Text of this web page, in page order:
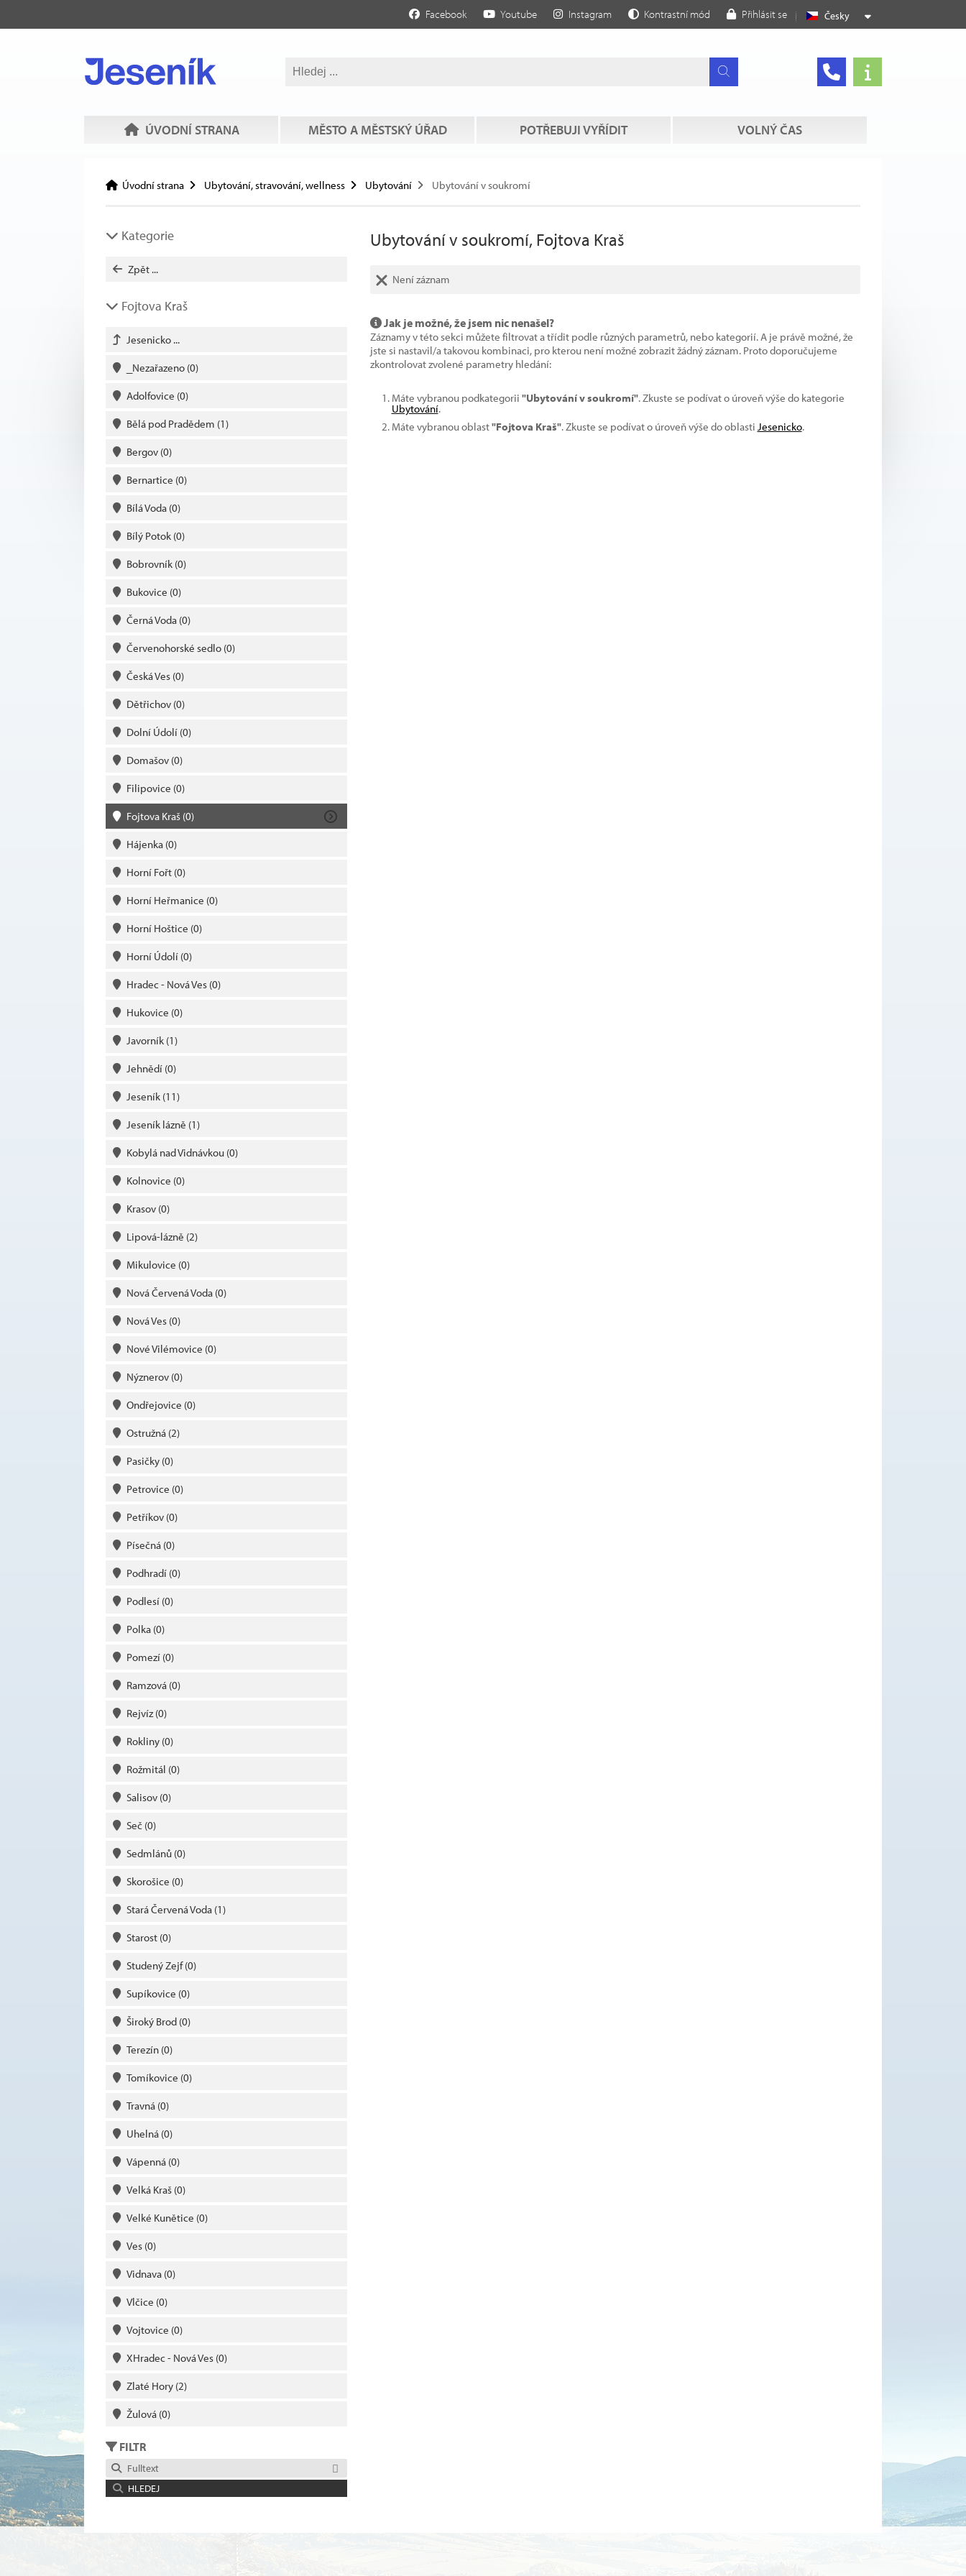
Česky
Facebook Youtube Instagram Kontrastní mód Přihlásit se
ÚVODNÍ STRANA MĚSTO A MĚSTSKÝ ÚŘAD POTŘEBUJI VYŘÍDIT VOLNÝ ČAS
Úvodní strana Ubytování, stravování, wellness Ubytování Ubytování v soukromí
Kategorie
Zpět ...
Fojtova Kraš
Jesenicko ...
_Nezařazeno (0)
Adolfovice (0)
Bělá pod Pradědem (1)
Bergov (0)
Bernartice (0)
Bílá Voda (0)
Bílý Potok (0)
Bobrovník (0)
Bukovice (0)
Černá Voda (0)
Červenohorské sedlo (0)
Česká Ves (0)
Dětřichov (0)
Dolní Údolí (0)
Domašov (0)
Filipovice (0)
Fojtova Kraš (0)
Hájenka (0)
Horní Fořt (0)
Horní Heřmanice (0)
Horní Hoštice (0)
Horní Údolí (0)
Hradec - Nová Ves (0)
Hukovice (0)
Javorník (1)
Jehnědí (0)
Jeseník (11)
Jeseník lázně (1)
Kobylá nad Vidnávkou (0)
Kolnovice (0)
Krasov (0)
Lipová-lázně (2)
Mikulovice (0)
Nová Červená Voda (0)
Nová Ves (0)
Nové Vilémovice (0)
Nýznerov (0)
Ondřejovice (0)
Ostružná (2)
Pasičky (0)
Petrovice (0)
Petříkov (0)
Písečná (0)
Podhradí (0)
Podlesí (0)
Polka (0)
Pomezí (0)
Ramzová (0)
Rejvíz(0)
Rokliny (0)
Rožmitál (0)
Salisov (0)
Seč (0)
Sedmlánů (0)
Skorošice (0)
Stará Červená Voda (1)
Starost (0)
Studený Zejf(0)
Supíkovice (0)
Široký Brod (0)
Terezín (0)
Tomíkovice (0)
Travná (0)
Uhelná (0)
Vápenná (0)
Velká Kraš (0)
Velké Kunětice (0)
Ves (0)
Vidnava (0)
Vlčice (0)
Vojtovice (0)
XHradec - Nová Ves (0)
Zlaté Hory (2)
Žulová (0)
FILTR
Fulltext
HLEDEJ
Ubytování v soukromí, Fojtova Kraš
Není záznam
Jak je možné, že jsem nic nenašel?
Záznamy v této sekci můžete filtrovat a třídit podle různých parametrů, nebo kategorií. A je právě možné, že
jste si nastavil/a takovou kombinaci, pro kterou není možné zobrazit žádný záznam. Proto doporučujeme
zkontrolovat zvolené parametry hledání:
Máte vybranou podkategorii "Ubytování v soukromí". Zkuste se podívat o úroveň výše do kategorie
Ubytování.
Máte vybranou oblast"Fojtova Kraš". Zkuste se podívat o úroveň výše do oblasti Jesenicko.